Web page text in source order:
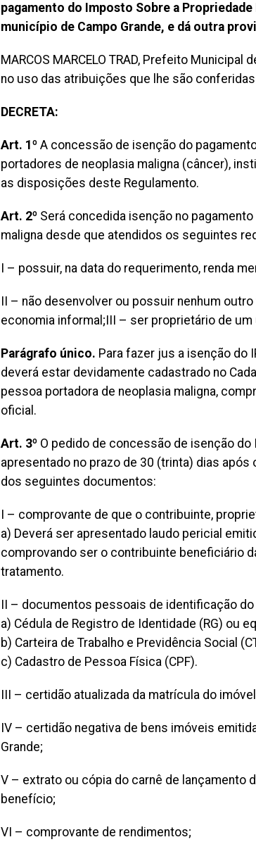
pagamento do Imposto Sobre a
município de Campo Grande, e dá outra
MARCOS MARCELO TRAD, Prefeito
no uso das atribuições que lhe são
DECRETA:
Art. 1º A concessão de isenção do
portadores de neoplasia maligna (câncer),
as disposições deste Regulamento.
Art. 2º Será concedida isenção no
maligna desde que atendidos os seguintes
I – possuir, na data do requerimento, renda
II – não desenvolver ou possuir nenhum
economia informal;III – ser proprietário de
Parágrafo único. Para fazer jus a isenção do
deverá estar devidamente cadastrado no
pessoa portadora de neoplasia maligna,
oficial.
Art. 3º O pedido de concessão de isenção do
apresentado no prazo de 30 (trinta) dias
dos seguintes documentos:
I – comprovante de que o contribuinte,
a) Deverá ser apresentado laudo pericial
comprovando ser o contribuinte beneficiário
tratamento.
II – documentos pessoais de identificação
a) Cédula de Registro de Identidade (RG) ou
b) Carteira de Trabalho e Previdência Social
c) Cadastro de Pessoa Física (CPF).
III – certidão atualizada da matrícula do
IV – certidão negativa de bens imóveis
Grande;
V – extrato ou cópia do carnê de lançamento
benefício;
VI – comprovante de rendimentos;